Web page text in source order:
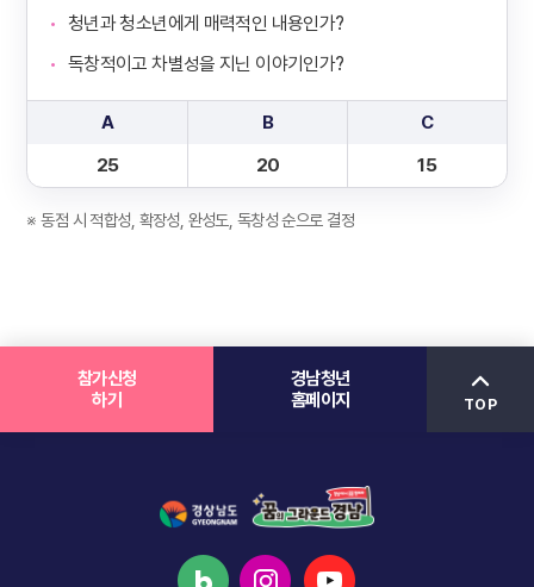
청년과 청소년에게 매력적인 내용인가?
독창적이고 차별성을 지닌 이야기인가?
A
25
B
20
C
15
※ 동점 시 적합성, 확장성, 완성도, 독창성 순으로 결정
참가신청
하기
경남청년
홈페이지
TOP